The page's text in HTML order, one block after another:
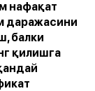
нафақат
даражасини
балки
қилишга